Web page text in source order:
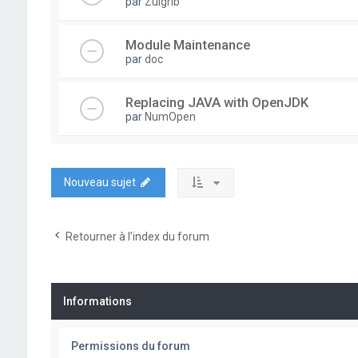
Module Maintenance
pardoc
Replacing JAVA with OpenJDK
par NumOpen
Nouveau sujet
Retourner à l’index du forum
Informations
Permissions du forum